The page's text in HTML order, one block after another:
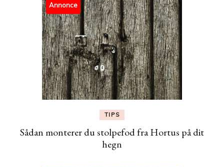
Annonce
TIPS
Sådan monterer du stolpefod fra Hortus på dit
hegn